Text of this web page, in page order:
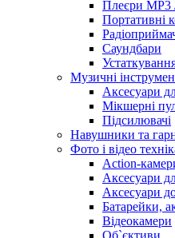
Плеєри MP3
Портативні
Саундбари
Музичні
Аксесуари
Мікшерні
Підсилювачі
Навушники та
Фото і відео
Action-
Аксесуари
Аксесуари
Батарейки,
Відеокамери
Об`єктиви